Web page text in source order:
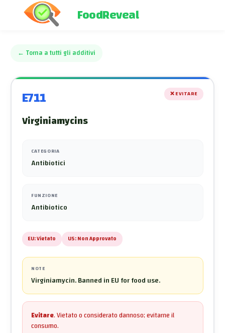
FoodReveal
← Torna a tutti gli additivi
E711 ❌EVITARE
Virginiamycins
CATEGORIA
Antibiotici
FUNZIONE
Antibiotico
EU:Vietato US:Non Approvato
NOTE
Virginiamycin. Banned in EU for food use.
Evitare.Vietato o considerato dannoso; evitarne il
consumo.